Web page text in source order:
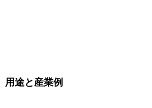
用途と産業例